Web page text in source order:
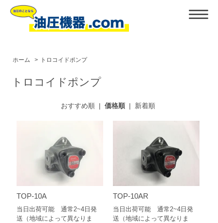
ホーム > トロコイドポンプ
トロコイドポンプ
おすすめ順| 価格順| 新着順
TOP-10A
当日出荷可能 通常2~4日発
送（地域によって異なりま
TOP-10AR
当日出荷可能 通常2~4日発
送（地域によって異なりま